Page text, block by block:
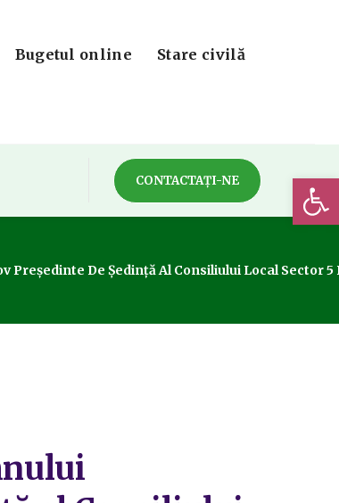
Bugetul online Stare civilă
CONTACTAȚI-NE
De Ședință Al Consiliului Local Sector 5